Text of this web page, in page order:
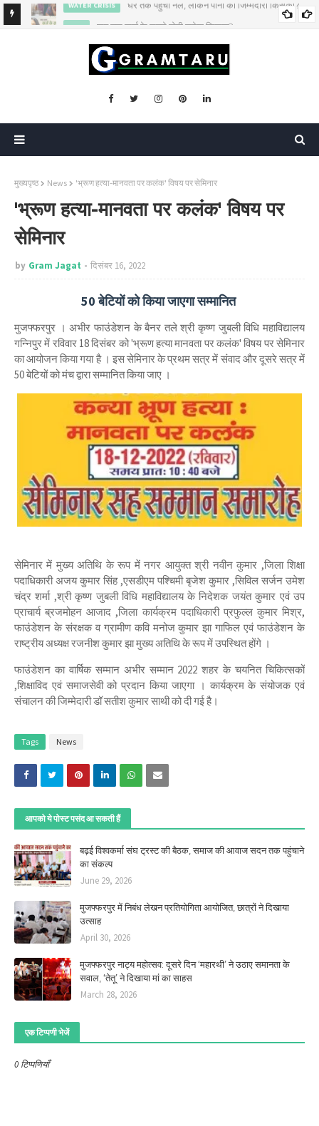
AGRI
मुख्यपृष्ठ News 'भ्रूण हत्या-मानवता पर कलंक' विषय पर सेमिनार
'भ्रूण हत्या-मानवता पर कलंक' विषय पर
सेमिनार
by Gram Jagat दिसंबर 16, 2022
50 बेटियों को किया जाएगा सम्मानित
मुजफ्फरपुर । अभीर फाउंडेशन के बैनर तले श्री कृष्ण जुबली विधि महाविद्यालय
गन्निपुर में रविवार 18 दिसंबर को 'भ्रूण हत्या मानवता पर कलंक' विषय पर सेमिनार
का आयोजन किया गया है । इस सेमिनार के प्रथम सत्र में संवाद और दूसरे सत्र में
50 बेटियों को मंच द्वारा सम्मानित किया जाए ।
सेमिनार में मुख्य अतिथि के रूप में नगर आयुक्त श्री नवीन कुमार ,जिला शिक्षा
पदाधिकारी अजय कुमार सिंह ,एसडीएम पश्चिमी बृजेश कुमार ,सिविल सर्जन उमेश
चंद्र शर्मा ,श्री कृष्ण जुबली विधि महाविद्यालय के निदेशक जयंत कुमार एवं उप
प्राचार्य ब्रजमोहन आजाद ,जिला कार्यक्रम पदाधिकारी प्रफुल्ल कुमार मिश्र,
फाउंडेशन के संरक्षक व ग्रामीण कवि मनोज कुमार झा गाफिल एवं फाउंडेशन के
राष्ट्रीय अध्यक्ष रजनीश कुमार झा मुख्य अतिथिके रूप में उपस्थित होंगे ।
फाउंडेशन का वार्षिक सम्मान अभीर सम्मान 2022 शहर के चयनित चिकित्सकों
,शिक्षाविद एवं समाजसेवी को प्रदान किया जाएगा । कार्यक्रम के संयोजक एवं
संचालन की जिम्मेदारी डॉ सतीश कुमार साथी को दी गई है।
Tags News
आपको ये पोस्ट पसंद आ सकती हैं
बढ़ई विश्वकर्मा संघ ट्रस्ट की बैठक, समाज की आवाज सदन तक पहुंचाने
का संकल्प
June 29, 2026
मुजफ्फरपुर में निबंध लेखन प्रतियोगिता आयोजित, छात्रों ने दिखाया
उत्साह
April 30, 2026
मुजफ्फरपुर नाट्य महोत्सव: दूसरे दिन ‘महारथी’ ने उठाए समानता के
सवाल, ‘तेतू’ ने दिखाया मां का साहस
March 28, 2026
एक टिप्पणी भेजें
0 टिप्पणियाँ